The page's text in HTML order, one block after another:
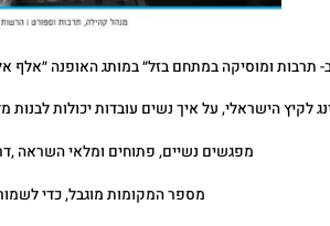
תרבות ומוסיקה במתחם בזל״ במותג האופנה
לקיץ הישראלי, על איך נשים עובדות יכולות לבנות
מפגשים נשיים, פתוחים ומלאי השראה
מספר המקומות מוגבל, כדי